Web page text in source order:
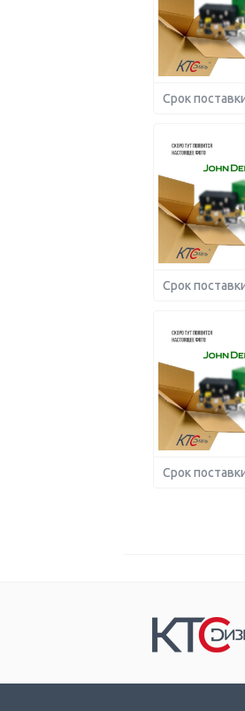
Срок
Срок
Срок